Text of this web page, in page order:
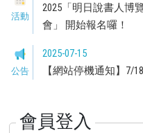
活動
2025「明日說書人博
會」 開始報名囉！
公告
2025-07-15
【網站停機通知】7/
會員登入